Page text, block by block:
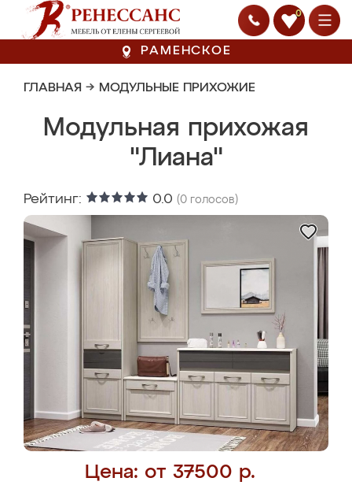
0
РАМЕНСКОЕ
ГЛАВНАЯ → МОДУЛЬНЫЕ ПРИХОЖИЕ
Модульная прихожая
"Лиана"
Рейтинг: 0.0 (0 голосов)
Цена: от 37500 р.